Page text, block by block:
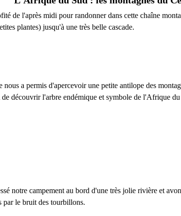
de l'après midi pour randonner dans cette chaîne
plantes) jusqu'à une très belle cascade.
nous a permis d'apercevoir une petite antilope des
de découvrir l'arbre endémique et symbole de l'Afrique
notre campement au bord d'une très jolie rivière et
par le bruit des tourbillons.